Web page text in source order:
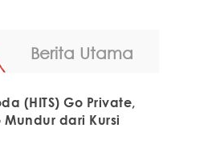
Berita Utama
(HITS) Go Private,
dari Kursi